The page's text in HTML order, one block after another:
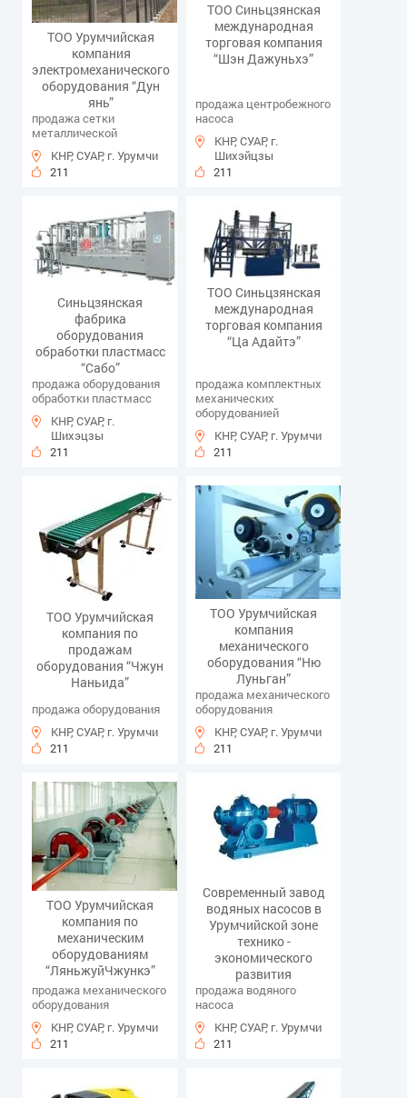
ТОО Урумчийская
компания
электромеханического
оборудования “Дун
янь”
продажа сетки
металлической
КНР, СУАР, г. Урумчи
211
ТОО Синьцзянская
международная
торговая компания
“Шэн Дажуньхэ”
продажа центробежного
насоса
КНР, СУАР, г.
Шихэйцзы
211
Синьцзянская
фабрика
оборудования
обработки пластмасс
“Сабо”
продажа оборудования
обработки пластмасс
КНР, СУАР, г.
Шихэцзы
211
ТОО Синьцзянская
международная
торговая компания
“Ца Адайтэ”
продажа комплектных
механических
оборудованией
КНР, СУАР, г. Урумчи
211
ТОО Урумчийская
компания по
продажам
оборудования “Чжун
Наньида”
продажа оборудования
КНР, СУАР, г. Урумчи
211
ТОО Урумчийская
компания
механического
оборудования “Ню
Луньган”
продажа механического
оборудования
КНР, СУАР, г. Урумчи
211
ТОО Урумчийская
компания по
механическим
оборудованиям
“ЛяньжуйЧжункэ”
продажа механического
оборудования
КНР, СУАР, г. Урумчи
211
Современный завод
водяных насосов в
Урумчийской зоне
технико -
экономического
развития
продажа водяного
насоса
КНР, СУАР, г. Урумчи
211